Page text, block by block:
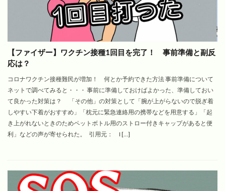
【ファイザー】ワクチン接種1回目を完了！ 事前準備と副反
応は？
コロナワクチン接種難民が増加！ 何とか予約できた方法 事前準備について
ネットで調べてみると・・・ 事前に準備しておけばよかった、準備しておい
て良かった対策は？ 「その他」の対策として「腕が上がらないので脱ぎ着
しやすい下着がおすすめ」「枕元に緊急連絡用の携帯などを用意する」「起
き上がれないときのためペットボトル用のストロー付きキャップがあると便
利」などの声が寄せられた。 引用元： I […]